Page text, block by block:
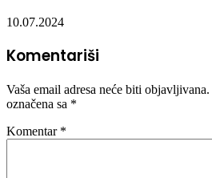
10.07.2024
Komentariši
Vaša email adresa neće biti objavljivana.
označena sa *
Komentar *